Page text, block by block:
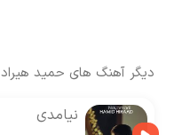
دیگر آهنگ های حمید هیراد
نیامدی